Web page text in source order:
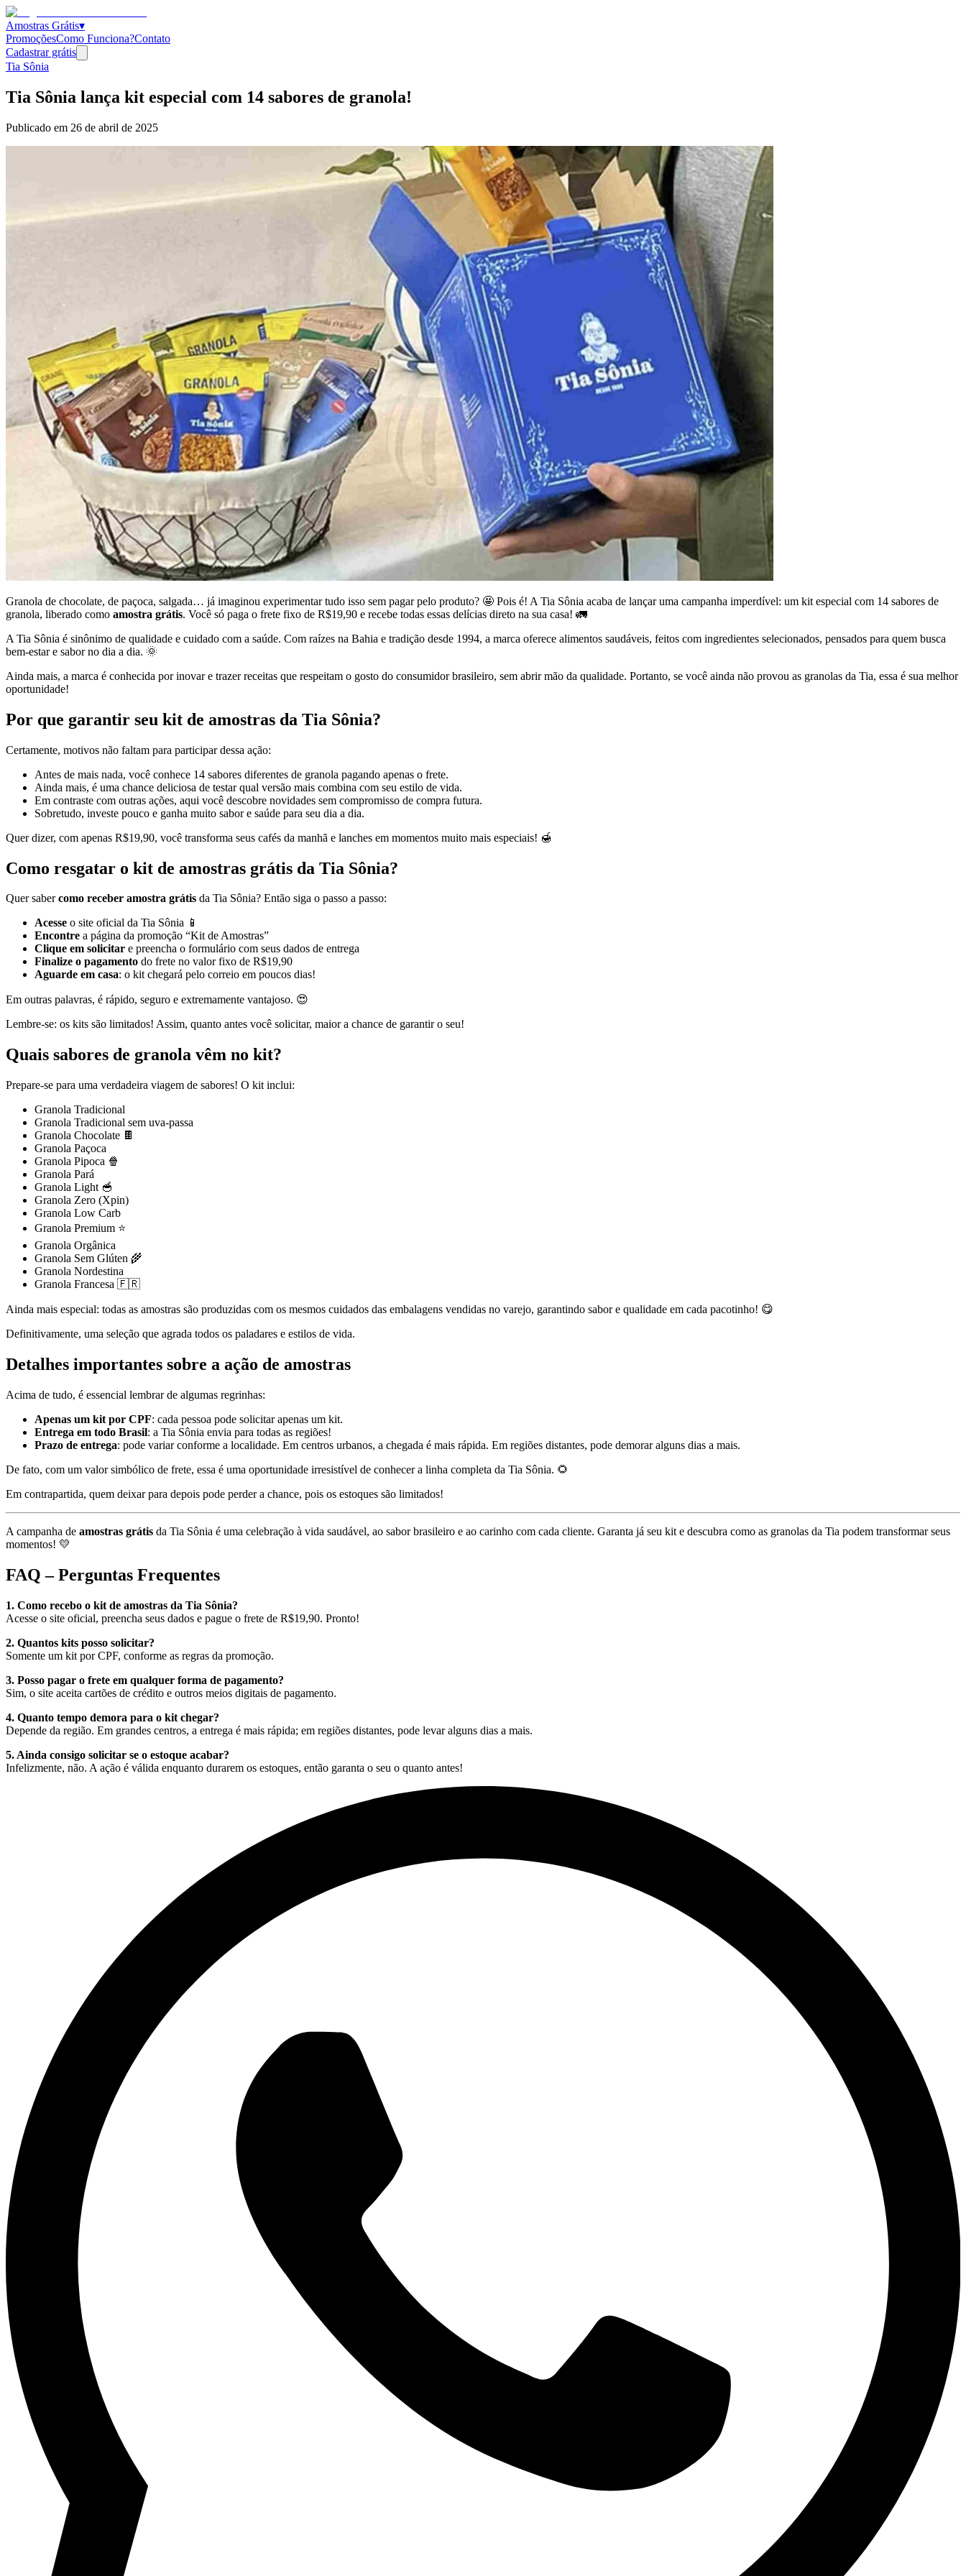
Amostras Grátis▾
PromoçõesComo Funciona?Contato
Cadastrar grátis
Tia Sônia
Tia Sônia lança kit especial com 14 sabores de granola!
Publicado em 26 de abril de 2025
Granola de chocolate, de paçoca, salgada… já imaginou experimentar tudo isso sem pagar pelo produto? 🤩 Pois é! A Tia Sônia acaba de lançar uma campanha imperdível: um kit especial com 14 sabores de
granola, liberado como amostra grátis. Você só paga o frete fixo de R$19,90 e recebe todas essas delícias direto na sua casa! 🚛
A Tia Sônia é sinônimo de qualidade e cuidado com a saúde. Com raízes na Bahia e tradição desde 1994, a marca oferece alimentos saudáveis, feitos com ingredientes selecionados, pensados para quem busca
bem-estar e sabor no dia a dia. 🌞
Ainda mais, a marca é conhecida por inovar e trazer receitas que respeitam o gosto do consumidor brasileiro, sem abrir mão da qualidade. Portanto, se você ainda não provou as granolas da Tia, essa é sua melhor
oportunidade!
Por que garantir seu kit de amostras da Tia Sônia?
Certamente, motivos não faltam para participar dessa ação:
Antes de mais nada, você conhece 14 sabores diferentes de granola pagando apenas o frete.
Ainda mais, é uma chance deliciosa de testar qual versão mais combina com seu estilo de vida.
Em contraste com outras ações, aqui você descobre novidades sem compromisso de compra futura.
Sobretudo, investe pouco e ganha muito sabor e saúde para seu dia a dia.
Quer dizer, com apenas R$19,90, você transforma seus cafés da manhã e lanches em momentos muito mais especiais! 🍯
Como resgatar o kit de amostras grátis da Tia Sônia?
Quer sabercomo receber amostra grátis da Tia Sônia? Então siga o passo a passo:
Acesse o site oficial da Tia Sônia 📱
Encontre a página da promoção “Kit de Amostras”
Clique em solicitar e preencha o formulário com seus dados de entrega
Finalize o pagamento do frete no valor fixo de R$19,90
Aguarde em casa: o kit chegará pelo correio em poucos dias!
Em outras palavras, é rápido, seguro e extremamente vantajoso. 😍
Lembre-se: os kits são limitados! Assim, quanto antes você solicitar, maior a chance de garantir o seu!
Quais sabores de granola vêm no kit?
Prepare-se para uma verdadeira viagem de sabores! O kit inclui:
Granola Tradicional
Granola Tradicional sem uva-passa
Granola Chocolate 🍫
Granola Paçoca
Granola Pipoca 🍿
Granola Pará
Granola Light 🥣
Granola Zero (Xpin)
Granola Low Carb
Granola Premium ⭐
Granola Orgânica
Granola Sem Glúten 🌾
Granola Nordestina
Granola Francesa 🇫🇷
Ainda mais especial: todas as amostras são produzidas com os mesmos cuidados das embalagens vendidas no varejo, garantindo sabor e qualidade em cada pacotinho! 😋
Definitivamente, uma seleção que agrada todos os paladares e estilos de vida.
Detalhes importantes sobre a ação de amostras
Acima de tudo, é essencial lembrar de algumas regrinhas:
Apenas um kit por CPF: cada pessoa pode solicitar apenas um kit.
Entrega em todo Brasil: a Tia Sônia envia para todas as regiões!
Prazo de entrega: pode variar conforme a localidade. Em centros urbanos, a chegada é mais rápida. Em regiões distantes, pode demorar alguns dias a mais.
De fato, com um valor simbólico de frete, essa é uma oportunidade irresistível de conhecer a linha completa da Tia Sônia. 🌻
Em contrapartida, quem deixar para depois pode perder a chance, pois os estoques são limitados!
A campanha de amostras grátis da Tia Sônia é uma celebração à vida saudável, ao sabor brasileiro e ao carinho com cada cliente. Garanta já seu kit e descubra como as granolas da Tia podem transformar seus
momentos! 💛
FAQ – Perguntas Frequentes
1. Como recebo o kit de amostras da Tia Sônia?
Acesse o site oficial, preencha seus dados e pague o frete de R$19,90. Pronto!
2. Quantos kits posso solicitar?
Somente um kit por CPF, conforme as regras da promoção.
3. Posso pagar o frete em qualquer forma de pagamento?
Sim, o site aceita cartões de crédito e outros meios digitais de pagamento.
4. Quanto tempo demora para o kit chegar?
Depende da região. Em grandes centros, a entrega é mais rápida; em regiões distantes, pode levar alguns dias a mais.
5. Ainda consigo solicitar se o estoque acabar?
Infelizmente, não. A ação é válida enquanto durarem os estoques, então garanta o seu o quanto antes!